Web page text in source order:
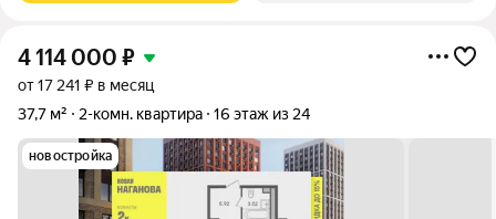
4 114 000 ₽
от 17 241 ₽ в месяц
37,7 м²
2-комн. квартира 16 этаж из 24
новостройка